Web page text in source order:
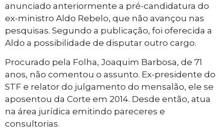
anunciado anteriormente a pré-candidatura do
ex-ministro Aldo Rebelo, que não avançou nas
pesquisas. Segundo a publicação, foi oferecida a
Aldo a possibilidade de disputar outro cargo.
Procurado pela Folha, Joaquim Barbosa, de 71
anos, não comentou o assunto. Ex-presidente do
STF e relator do julgamento do mensalão, ele se
aposentou da Corte em 2014. Desde então, atua
na área jurídica emitindo pareceres e
consultorias.